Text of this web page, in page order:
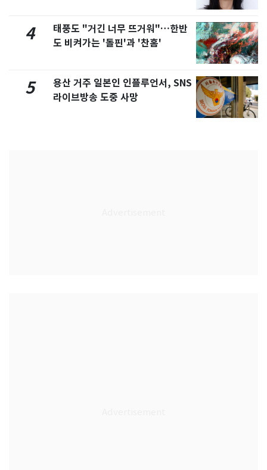
4
태풍도 "거긴 너무 뜨거워"…한반
도 비켜가는 '돌핀'과 '찬홈'
5
용산 거주 일본인 인플루언서, SNS
라이브방송 도중 사망